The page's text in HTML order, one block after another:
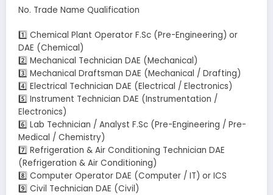
No. Trade Name Qualification
1️⃣ Chemical Plant Operator F.Sc (Pre-Engineering) or
DAE (Chemical)
2️⃣ Mechanical Technician DAE (Mechanical)
3️⃣ Mechanical Draftsman DAE (Mechanical / Drafting)
4️⃣ Electrical Technician DAE (Electrical / Electronics)
5️⃣ Instrument Technician DAE (Instrumentation /
Electronics)
6️⃣ Lab Technician / Analyst F.Sc (Pre-Engineering / Pre-
Medical / Chemistry)
7️⃣ Refrigeration & Air Conditioning Technician DAE
(Refrigeration & Air Conditioning)
8️⃣ Computer Operator DAE (Computer / IT) or ICS
9️⃣ Civil Technician DAE (Civil)